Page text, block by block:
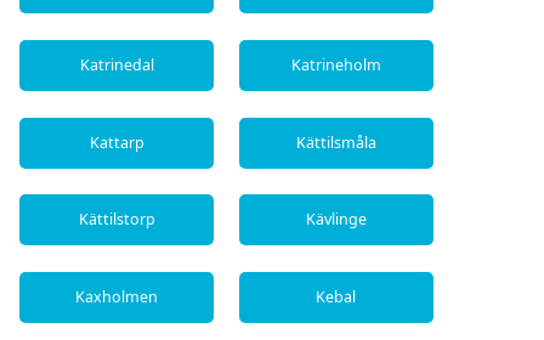
Katrinedal Katrineholm
Kattarp Kättilsmåla
Kättilstorp Kävlinge
Kaxholmen Kebal